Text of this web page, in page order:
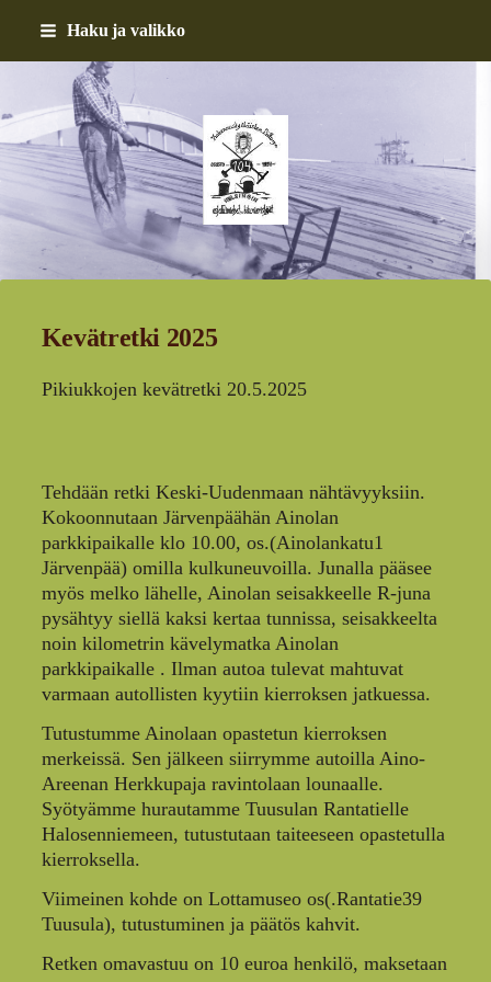
Siirry
sisältöön
Haku ja valikko
Helsingin asfalttimiehet
Kevätretki 2025
Pikiukkojen kevätretki 20.5.2025
Tehdään retki Keski-Uudenmaan nähtävyyksiin.
Kokoonnutaan Järvenpäähän Ainolan
parkkipaikalle klo 10.00, os.(Ainolankatu1
Järvenpää) omilla kulkuneuvoilla. Junalla pääsee
myös melko lähelle, Ainolan seisakkeelle R-juna
pysähtyy siellä kaksi kertaa tunnissa, seisakkeelta
noin kilometrin kävelymatka Ainolan
parkkipaikalle . Ilman autoa tulevat mahtuvat
varmaan autollisten kyytiin kierroksen jatkuessa.
Tutustumme Ainolaan opastetun kierroksen
merkeissä. Sen jälkeen siirrymme autoilla Aino-
Areenan Herkkupaja ravintolaan lounaalle.
Syötyämme hurautamme Tuusulan Rantatielle
Halosenniemeen, tutustutaan taiteeseen opastetulla
kierroksella.
Viimeinen kohde on Lottamuseo os(.Rantatie39
Tuusula), tutustuminen ja päätös kahvit.
Retken omavastuu on 10 euroa henkilö, maksetaan